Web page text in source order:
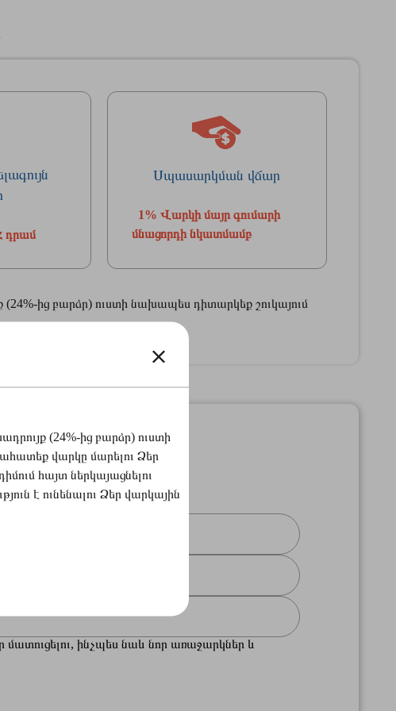
(24%-ից բարձր) ուստի
վարկը մարելու Ձեր
հայտ ներկայացնելու
է ունենալու Ձեր վարկային
դրամ
Սպասարկման վճար
1% Վարկի մայր գումարի
մնացորդի նկատմամբ
ից բարձր) ուստի նախապես դիտարկեք շուկայում
ինչպես նաև նոր առաջարկներ և